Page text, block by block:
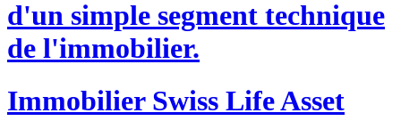
d'un simple segment technique
de l'immobilier.
ImmobilierSwiss Life Asset